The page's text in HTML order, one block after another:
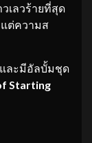
วเลวร้ายที่สุด
ต่ความส
และมีอัลบั้มชุด
Starting